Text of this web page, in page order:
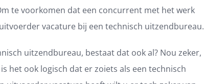
te voorkomen dat een concurrent met het werk
vacature bij een technisch uitzendbureau.
uitzendbureau, bestaat dat ook al? Nou zeker,
het ook logisch dat er zoiets als een technisch